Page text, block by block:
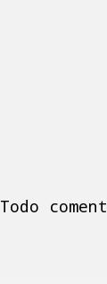
Todo